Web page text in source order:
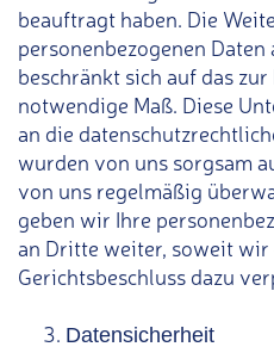
beauftragt haben. Die
personenbezogenen
beschränkt sich auf das
notwendige Maß. Diese
an die
wurden von uns sorgsam
von uns regelmäßig
geben wir Ihre
an Dritte weiter, soweit wir
Gerichtsbeschluss dazu
Datensicherheit